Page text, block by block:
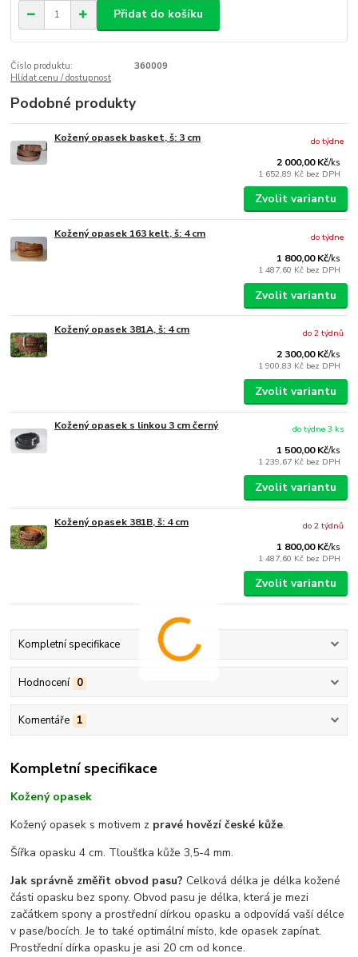
Přidat do košíku
Číslo produktu:
360009
Hlídat cenu / dostupnost
Podobné produkty
Kožený opasek basket, š: 3 cm
2 000,00 Kč/ks
1 652,89 Kč bez DPH
do týdne
Zvolit variantu
Kožený opasek 163 kelt, š: 4 cm
1 800,00 Kč/ks
1 487,60 Kč bez DPH
do týdne
Zvolit variantu
Kožený opasek 381A, š: 4 cm
2 300,00 Kč/ks
1 900,83 Kč bez DPH
do 2 týdnů
Zvolit variantu
Kožený opasek s linkou 3 cm černý
1 500,00 Kč/ks
1 239,67 Kč bez DPH
do týdne 3 ks
Zvolit variantu
Kožený opasek 381B, š: 4 cm
1 800,00 Kč/ks
1 487,60 Kč bez DPH
do 2 týdnů
Zvolit variantu
Kompletní specifikace
Hodnocení 0
Komentáře 1
Kompletní specifikace
Kožený opasek
Kožený opasek s motivem z pravé hovězí české kůže.
Šířka opasku 4 cm. Tloušťka kůže 3,5-4 mm.
Jak správně změřit obvod pasu?Celková délka je délka kožené
části opasku bez spony. Obvod pasu je délka, která je mezi
začátkem spony a prostřední dírkou opasku a odpovídá vaší délce
v pase/bocích. Je to také optimální místo, kde opasek zapínat.
Prostřední dírka opasku je asi 20 cm od konce.